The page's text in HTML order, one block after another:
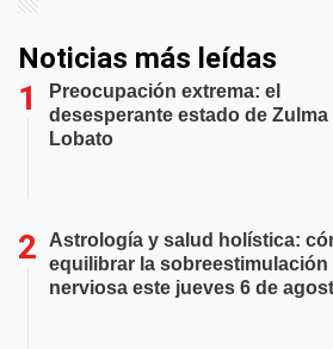
Noticias más leídas
Preocupación extrema: el
desesperante estado de Zulma
Lobato
Astrología y salud holística:
equilibrar la sobreestimulación
nerviosa este jueves 6 de